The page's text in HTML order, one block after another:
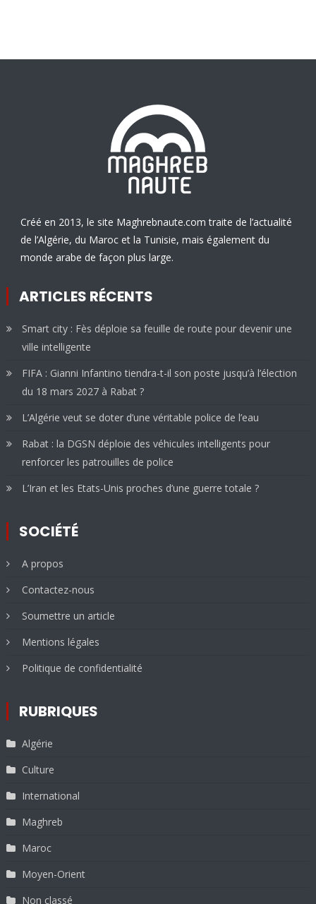
Créé en 2013, le site Maghrebnaute.com traite de l’actualité
de l’Algérie, du Maroc et la Tunisie, mais également du
monde arabe de façon plus large.
ARTICLES RÉCENTS
Smart city : Fès déploie sa feuille de route pour devenir une
ville intelligente
FIFA : Gianni Infantino tiendra-t-il son poste jusqu’à l’élection
du 18 mars 2027 à Rabat ?
L’Algérie veut se doter d’une véritable police de l’eau
Rabat : la DGSN déploie des véhicules intelligents pour
renforcer les patrouilles de police
L’Iran et les Etats-Unis proches d’une guerre totale ?
SOCIÉTÉ
A propos
Contactez-nous
Soumettre un article
Mentions légales
Politique de confidentialité
RUBRIQUES
Algérie
Culture
International
Maghreb
Maroc
Moyen-Orient
Non classé